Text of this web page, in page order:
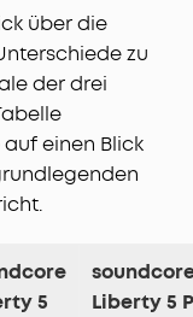
über die
zu
der drei
einen Blick
5
Liberty 5